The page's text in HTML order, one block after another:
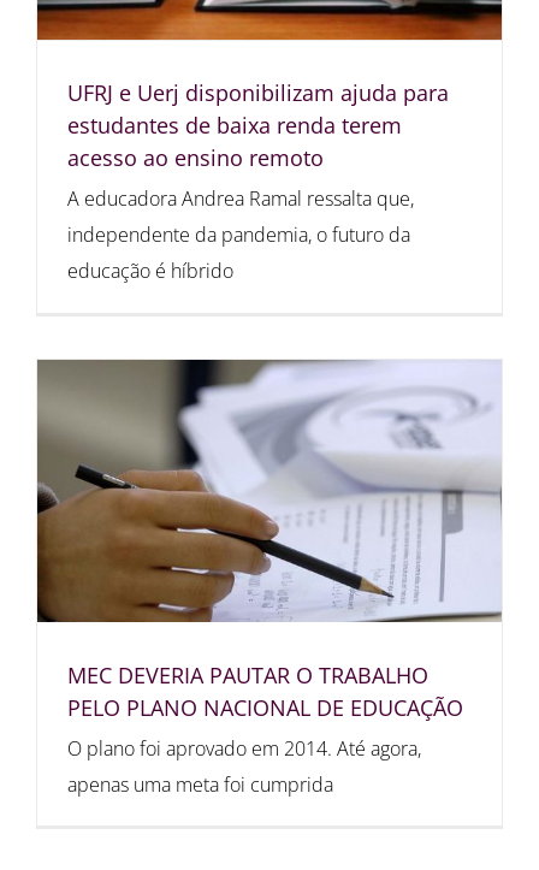
UFRJ e Uerj disponibilizam ajuda para
estudantes de baixa renda terem
acesso ao ensino remoto
A educadora Andrea Ramal ressalta que,
independente da pandemia, o futuro da
educação é híbrido
MEC DEVERIA PAUTAR O TRABALHO
PELO PLANO NACIONAL DE EDUCAÇÃO
O plano foi aprovado em 2014. Até agora,
apenas uma meta foi cumprida